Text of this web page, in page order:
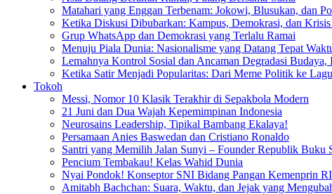
Matahari yang Enggan Terbenam: Jokowi, Blusukan, dan
Ketika Diskusi Dibubarkan: Kampus, Demokrasi, dan
Grup WhatsApp dan Demokrasi yang Terlalu Ramai
Menuju Piala Dunia: Nasionalisme yang Datang Tepat
Lemahnya Kontrol Sosial dan Ancaman Degradasi Budaya,
Ketika Satir Menjadi Popularitas: Dari Meme Politik ke
Tokoh
Messi, Nomor 10 Klasik Terakhir di Sepakbola Modern
21 Juni dan Dua Wajah Kepemimpinan Indonesia
Neurosains Leadership, Tipikal Bambang Ekalaya!
Persamaan Anies Baswedan dan Cristiano Ronaldo
Santri yang Memilih Jalan Sunyi – Founder Republik Buku
Pencium Tembakau! Kelas Wahid Dunia
Nyai Pondok! Konseptor SNI Bidang Pangan Kemenprin RI
Amitabh Bachchan: Suara, Waktu, dan Jejak yang